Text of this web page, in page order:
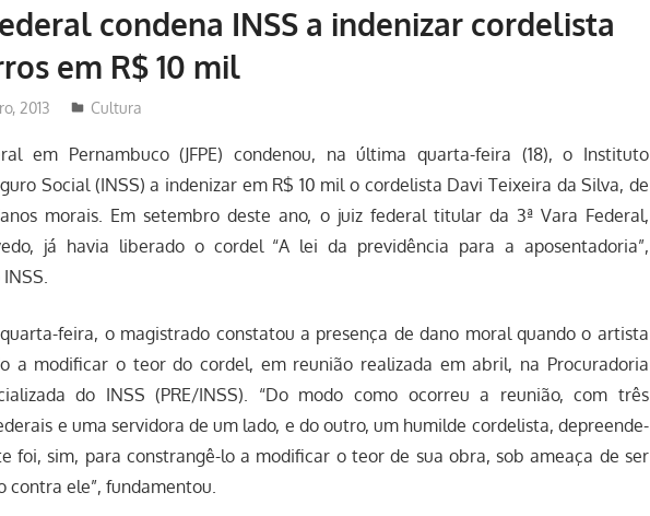
condena INSS a indenizar cordelista
em R$ 10 mil
2013 Redator
Cultura
em Pernambuco (JFPE) condenou, na última quarta-feira (18), o Instituto
Social (INSS) a indenizar em R$ 10 mil o cordelista Davi Teixeira da Silva, de
morais. Em setembro deste ano, o juiz federal titular da 3ª Vara Federal,
já havia liberado o cordel “A lei da previdência para a aposentadoria”,
feira, o magistrado constatou a presença de dano moral quando o artista
a modificar o teor do cordel, em reunião realizada em abril, na Procuradoria
do INSS (PRE/INSS). “Do modo como ocorreu a reunião, com três
e uma servidora de um lado, e do outro, um humilde cordelista, depreende-
foi, sim, para constrangê-lo a modificar o teor de sua obra, sob ameaça de ser
contra ele”, fundamentou.